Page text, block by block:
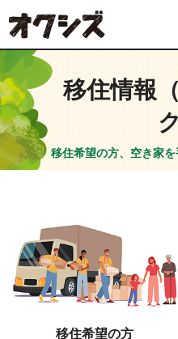
移住情報
移住希望の方、空き家
移住希望の方